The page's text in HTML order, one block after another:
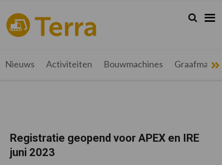
de
hoofdnavigatie
de
hoofd
inhoud
de
eerste
sidebar
de
voettekst
terramag.be
Alles
over
en
Zoeken...
Zoek
Nieuws Activiteiten Bouwmachines
Registratie geopend voor APEX en IRE
juni 2023